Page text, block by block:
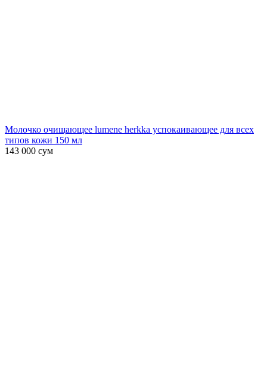
Молочко очищающее lumene herkka успокаивающее для всех
типов кожи 150 мл
143 000 сум